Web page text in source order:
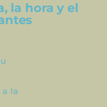
la hora y el
la